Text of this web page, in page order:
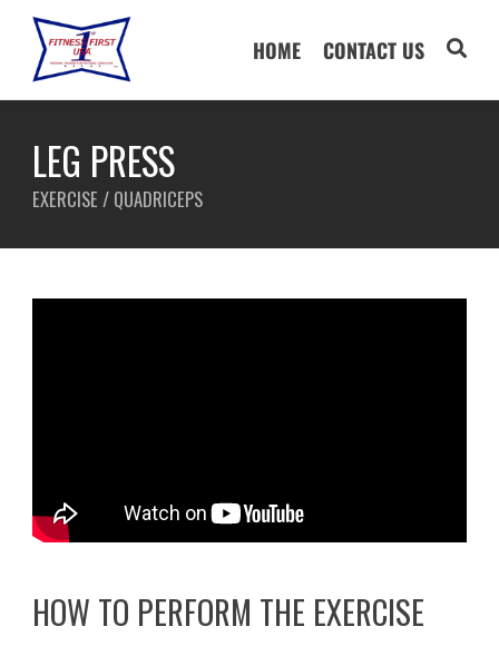
HOME CONTACT US
LEG PRESS
EXERCISE / QUADRICEPS
HOW TO PERFORM THE EXERCISE